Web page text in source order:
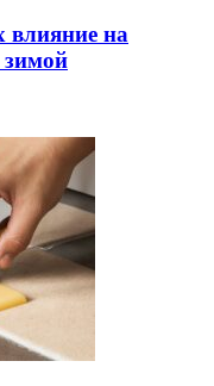
влияние на